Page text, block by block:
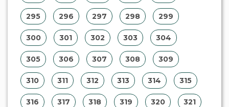
295 296 297 298 299
300 301 302 303 304
305 306 307 308 309
310 311 312 313 314 315
316 317 318 319 320 321